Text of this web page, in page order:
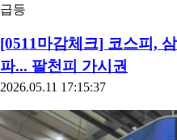
급등
[0511마감체크] 코스피,
파... 팔천피 가시권
2026.05.11 17:15:37